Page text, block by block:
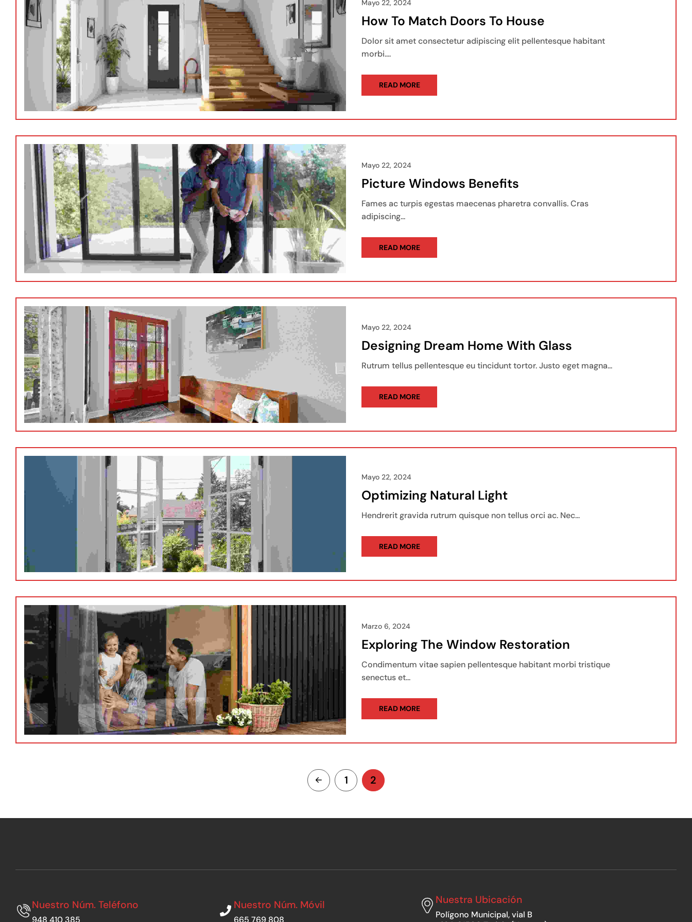
Mayo 22, 2024
How To Match Doors To House
Dolor sit amet consectetur adipiscing elit pellentesque habitant
morbi....
READ MORE
Mayo 22, 2024
Picture Windows Benefits
Fames ac turpis egestas maecenas pharetra convallis. Cras
adipiscing...
READ MORE
Mayo 22, 2024
Designing Dream Home With Glass
Rutrum tellus pellentesque eu tincidunt tortor. Justo eget magna...
READ MORE
Mayo 22, 2024
Optimizing Natural Light
Hendrerit gravida rutrum quisque non tellus orci ac. Nec...
READ MORE
Marzo 6, 2024
Exploring The Window Restoration
Condimentum vitae sapien pellentesque habitant morbi tristique
senectus et...
READ MORE
1 2
948 410 385
Nuestro Núm. Teléfono
665 769 808
Nuestro Núm. Móvil
Polígono Municipal, vial B
Nuestra Ubicación